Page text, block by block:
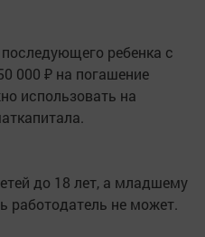
ребенка с
000 ₽ на погашение
использовать на
до 18 лет, а младшему
работодатель не может.